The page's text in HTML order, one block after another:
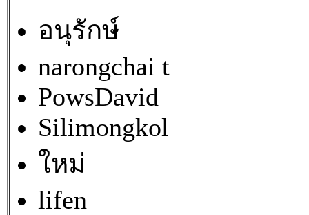
อนุรักษ์
narongchai t
PowsDavid
Silimongkol
ใหม่
lifen